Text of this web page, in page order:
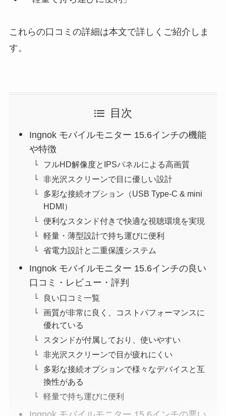
これらの口コミの詳細は本文で詳しくご紹介しま
す。
目次
Ingnok モバイルモニター 15.6インチの機能
や特徴
フルHD解像度とIPSパネルによる高画質
非光沢スクリーンで目に優しい設計
多彩な接続オプション（USB Type-C & mini
HDMI）
便利なスタンド付きで快適な視聴環境を実現
軽量・薄型設計で持ち運びに便利
省電力設計と二重保護システム
Ingnok モバイルモニター 15.6インチの良い
口コミ・レビュー・評判
良い口コミ一覧
画質が非常に良く、コストパフォーマンスに
優れている
スタンドが付属しており、使いやすい
非光沢スクリーンで目が疲れにくい
多彩な接続オプションで様々なデバイスと互
換性がある
軽量で持ち運びに便利